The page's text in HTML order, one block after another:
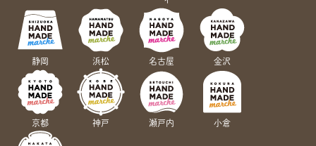
静岡 浜松 名古屋 金沢
京都 神戸 瀬戸内 小倉